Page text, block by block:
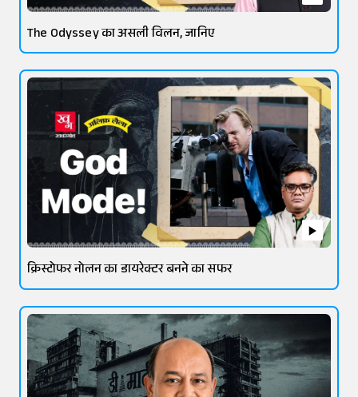
The Odyssey का असली विलन, जानिए
क्रिस्टोफर नोलन का डायरेक्टर बनने का सफर